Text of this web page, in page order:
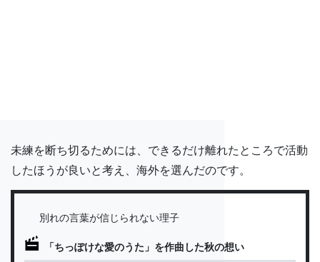
未練を断ち切るためには、できるだけ離れたところで活動
したほうが良いと考え、海外を選んだのです。
別れの言葉が信じられない理子
「ちっぽけな愛のうた」を作曲した秋の想い